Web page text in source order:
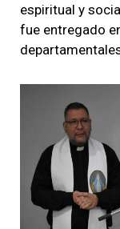
espiritual y
fue entregado